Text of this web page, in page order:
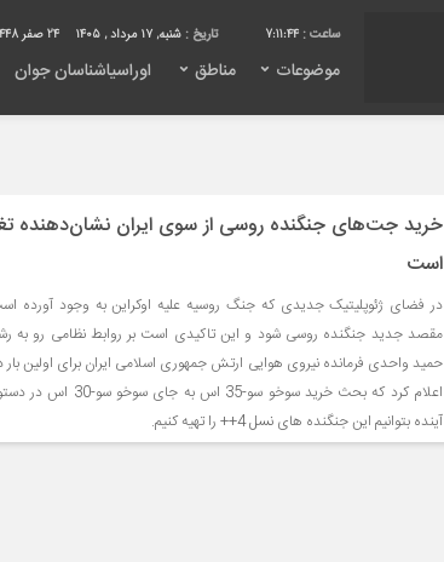
7:11:44 تاریخ : شنبه, ۱۷ مرداد , ۱۴۰۵ 24 صفر 1448
موضوعات مناطق اوراسیاشناسان جوان
خرید جت‌های جنگنده روسی از سوی ایران نشان‌دهنده
است
در فضای ژئوپلیتیک جدیدی که جنگ روسیه علیه اوکراین به وجود آورده
مقصد جدید جنگنده روسی شود و این تاکیدی است بر روابط نظامی رو به
اعلام کرد که بحث خرید
آینده بتوانیم این جنگنده های نسل 4++ را تهیه کنیم.